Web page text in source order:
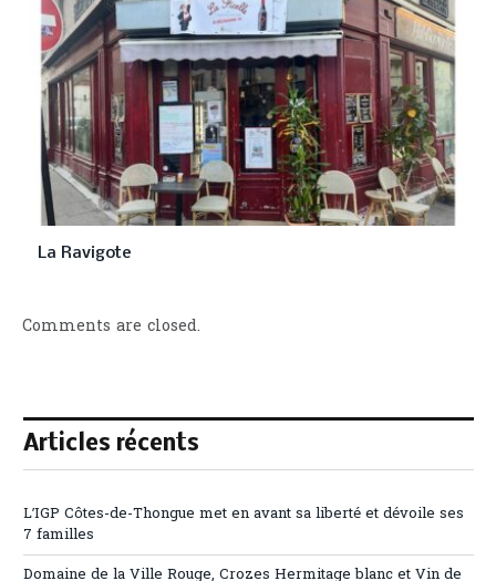
La Ravigote
Comments are closed.
Articles récents
L’IGP Côtes-de-Thongue met en avant sa liberté et dévoile ses
7 familles
Domaine de la Ville Rouge, Crozes Hermitage blanc et Vin de